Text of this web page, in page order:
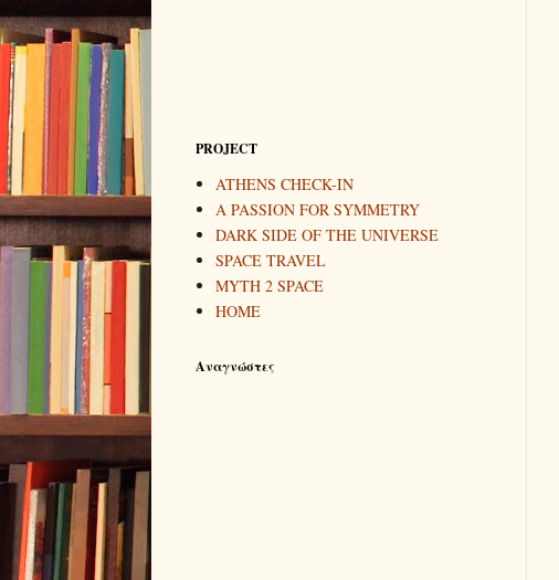
PROJECT
ATHENS CHECK-IN
A PASSION FOR SYMMETRY
DARK SIDE OF THE UNIVERSE
SPACE TRAVEL
MYTH 2 SPACE
ΗΟΜΕ
Αναγνώστες